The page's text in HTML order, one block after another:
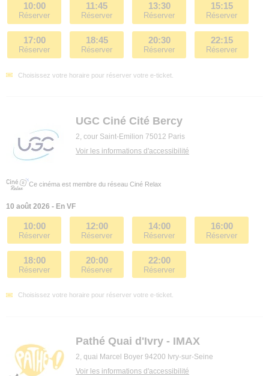
10:00
Réserver
11:45
Réserver
13:30
Réserver
15:15
Réserver
17:00
Réserver
18:45
Réserver
20:30
Réserver
22:15
Réserver
Choisissez votre horaire pour réserver votre e-ticket.
UGC Ciné Cité Bercy
2, cour Saint-Emilion 75012 Paris
Voir les informations d'accessibilité
Ce cinéma est membre du réseau Ciné Relax
10 août 2026 - En VF
10:00
Réserver
12:00
Réserver
14:00
Réserver
16:00
Réserver
18:00
Réserver
20:00
Réserver
22:00
Réserver
Choisissez votre horaire pour réserver votre e-ticket.
Pathé Quai d'Ivry - IMAX
2, quai Marcel Boyer 94200 Ivry-sur-Seine
Voir les informations d'accessibilité